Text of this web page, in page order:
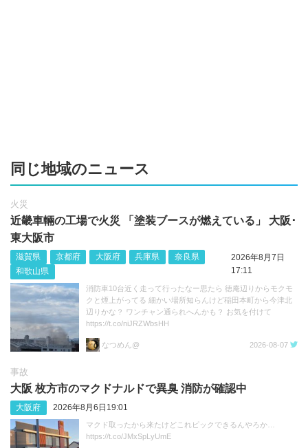
同じ地域のニュース
火災
近畿車輛の工場で火災 「塗装ブースが燃えている」 大阪･
東大阪市
滋賀県 京都府 大阪府 兵庫県
奈良県
和歌山県
2026年8月7日
17:11
消防車10台近く走って行ったなー思たら 徳庵辺りからモクモ
クと煙上がってる 細かい場所知らんけど稲田本町から今津北
辺りかな？ ワンチャン通られへんかも？ お気を付けて
https://t.co/niJRZWbsHH
なつめん@ 2026-08-07
事故
大阪 枚方市のマクドナルドで異臭 消防が確認中
大阪府 2026年8月6日19:01
マクド取ったから来たけどこれピックできるんやろか…
https://t.co/JMxSpLyUmE